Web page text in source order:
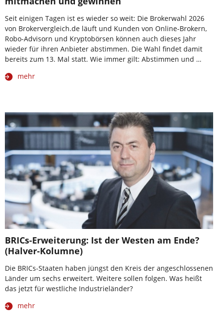
Seit einigen Tagen ist es wieder so weit: Die Brokerwahl 2026
von Brokervergleich.de läuft und Kunden von Online-Brokern,
Robo-Advisorn und Kryptobörsen können auch dieses Jahr
wieder für ihren Anbieter abstimmen. Die Wahl findet damit
bereits zum 13. Mal statt. Wie immer gilt: Abstimmen und …
mehr
BRICs-Erweiterung: Ist der Westen am Ende?
(Halver-Kolumne)
Die BRICs-Staaten haben jüngst den Kreis der angeschlossenen
Länder um sechs erweitert. Weitere sollen folgen. Was heißt
das jetzt für westliche Industrieländer?
mehr